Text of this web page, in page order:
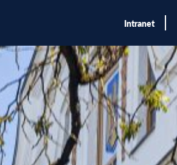
Intranet